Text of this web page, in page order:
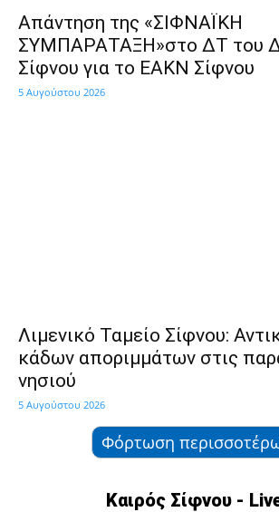
Απάντηση της «ΣΙΦΝΑΪΚΗ
ΣΥΜΠΑΡΑΤΑΞΗ»στο ΔΤ του
Σίφνου για το ΕΑΚΝ Σίφνου
5 Αυγούστου 2026
Λιμενικό Ταμείο Σίφνου:
κάδων αποριμμάτων στις
νησιού
5 Αυγούστου 2026
Φόρτωση
Καιρός Σίφνου -